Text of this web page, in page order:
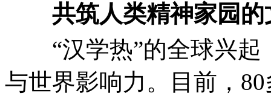
共筑人类精神家园的
“汉学热”的全球兴起
与世界影响力。目前，